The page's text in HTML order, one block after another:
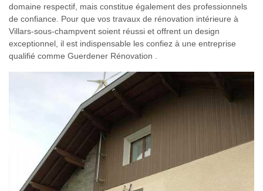
domaine respectif, mais constitue également des professionnels
de confiance. Pour que vos travaux de rénovation intérieure à
Villars-sous-champvent soient réussi et offrent un design
exceptionnel, il est indispensable les confiez à une entreprise
qualifié comme Guerdener Rénovation .